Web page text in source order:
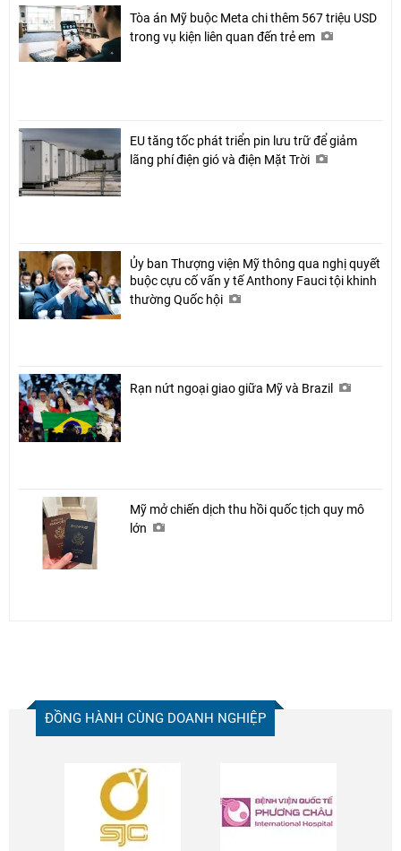
Tòa án Mỹ buộc Meta chi thêm 567 triệu USD
trong vụ kiện liên quan đến trẻ em
EU tăng tốc phát triển pin lưu trữ để giảm
lãng phí điện gió và điện Mặt Trời
Ủy ban Thượng viện Mỹ thông qua nghị quyết
buộc cựu cố vấn y tế Anthony Fauci tội khinh
thường Quốc hội
Rạn nứt ngoại giao giữa Mỹ và Brazil
Mỹ mở chiến dịch thu hồi quốc tịch quy mô
lớn
ĐỒNG HÀNH CÙNG DOANH NGHIỆP